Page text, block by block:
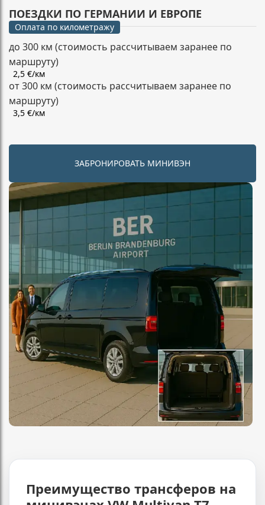
ПОЕЗДКИ ПО ГЕРМАНИИ И ЕВРОПЕ
Оплата по километражу
до 300 км (стоимость рассчитываем заранее по
маршруту)
2,5 €/км
от 300 км (стоимость рассчитываем заранее по
маршруту)
3,5 €/км
ЗАБРОНИРОВАТЬ МИНИВЭН
Преимущество трансферов на